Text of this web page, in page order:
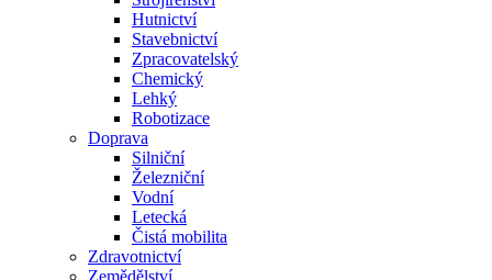
Hutnictví
Stavebnictví
Zpracovatelský
Chemický
Lehký
Robotizace
Doprava
Silniční
Železniční
Vodní
Letecká
Čistá mobilita
Zdravotnictví
Zemědělství